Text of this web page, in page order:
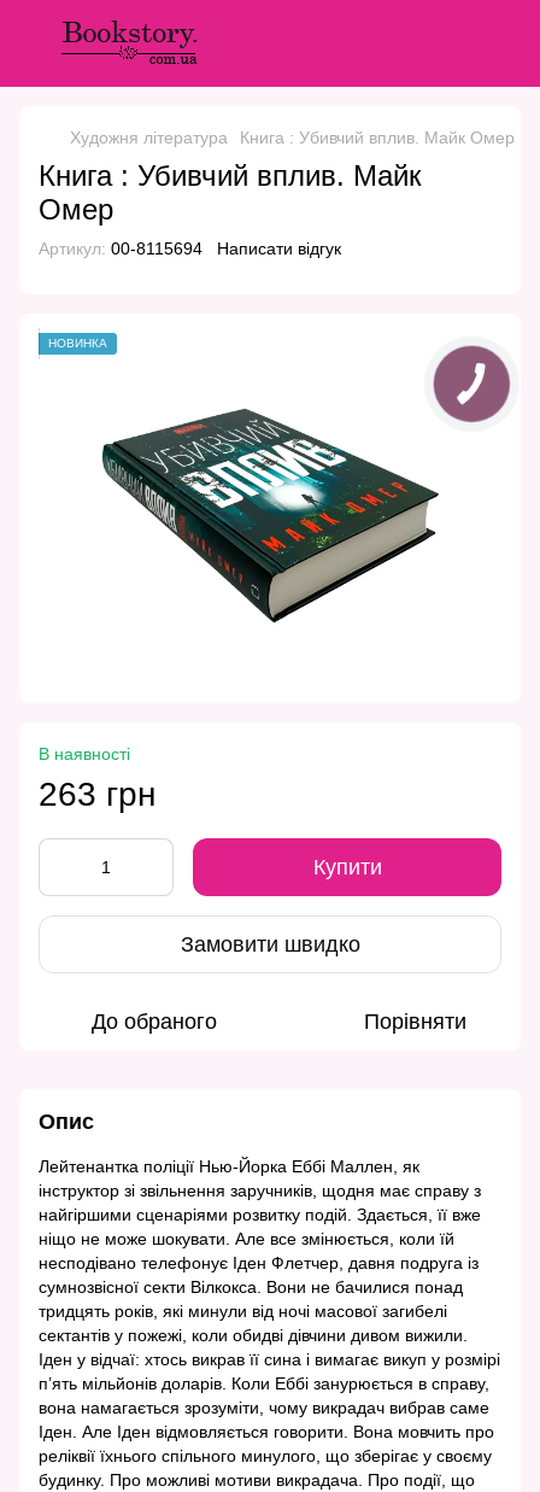
Художня література Книга : Убивчий вплив. Майк Омер
Книга : Убивчий вплив. Майк
Омер
Артикул: 00-8115694 Написати відгук
НОВИНКА
В наявності
263 грн
Купити
Замовити швидко
До обраного Порівняти
Опис
Лейтенантка поліції Нью-Йорка Еббі Маллен, як
інструктор зі звільнення заручників, щодня має справу з
найгіршими сценаріями розвитку подій. Здається, її вже
ніщо не може шокувати. Але все змінюється, коли їй
несподівано телефонує Іден Флетчер, давня подруга із
сумнозвісної секти Вілкокса. Вони не бачилися понад
тридцять років, які минули від ночі масової загибелі
сектантів у пожежі, коли обидві дівчини дивом вижили.
Іден у відчаї: хтось викрав її сина і вимагає викуп у розмірі
п’ять мільйонів доларів. Коли Еббі занурюється в справу,
вона намагається зрозуміти, чому викрадач вибрав саме
Іден. Але Іден відмовляється говорити. Вона мовчить про
реліквії їхнього спільного минулого, що зберігає у своєму
будинку. Про можливі мотиви викрадача. Про події, що
КНОПКА
ЗВ'ЯЗКУ